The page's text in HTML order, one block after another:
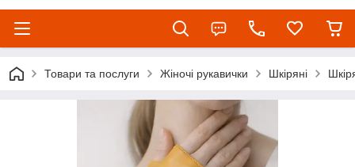
Товари та послуги Жіночі рукавички Шкіряні